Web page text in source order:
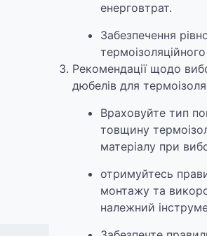
енерговтрат.
Забезпечення
Рекомендації щодо
дюбелів для
Враховуйте тип
товщину
матеріалу при
отримуйтесь
монтажу та
належний